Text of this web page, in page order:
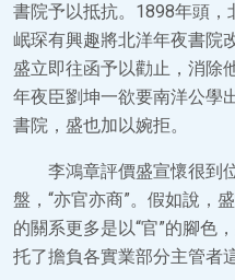
書院予以抵抗。1898年頭，
岷琛有興趣將北洋年夜書院
盛立即往函予以勸止，消除
年夜臣劉坤一欲要南洋公學
書院，盛也加以婉拒。
李鴻章評價盛宣懷很到
盤，“亦官亦商”。假如說，
的關系更多是以“官”的腳色
托了擔負各實業部分主管者這